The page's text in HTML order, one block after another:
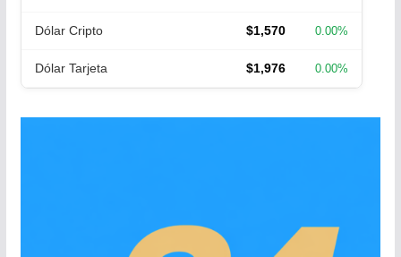
Dólar Cripto $1,570 0.00%
Dólar Tarjeta $1,976 0.00%